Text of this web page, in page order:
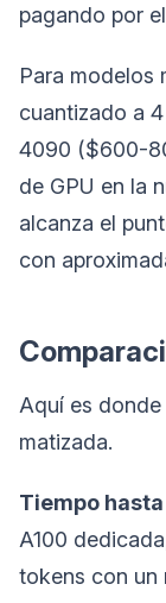
pagando por
Para modelos
cuantizado a
4090 ($600-
de GPU en la
alcanza el
con
Aquí es
matizada.
Tiempo
A100
tokens con un